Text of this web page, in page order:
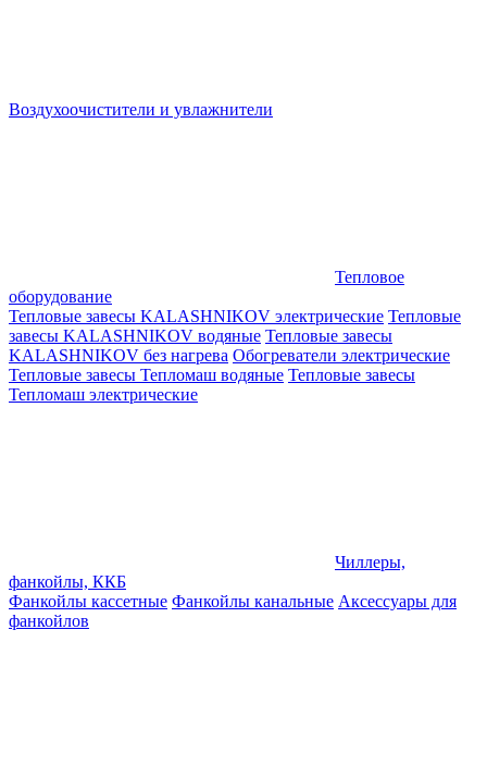
Воздухоочистители и увлажнители
Тепловое
оборудование
Тепловые завесы KALASHNIKOV электрические Тепловые
завесы KALASHNIKOV водяные Тепловые завесы
KALASHNIKOV без нагрева Обогреватели электрические
Тепловые завесы Тепломаш водяные Тепловые завесы
Тепломаш электрические
Чиллеры,
фанкойлы, ККБ
Фанкойлы кассетные Фанкойлы канальные Аксессуары для
фанкойлов